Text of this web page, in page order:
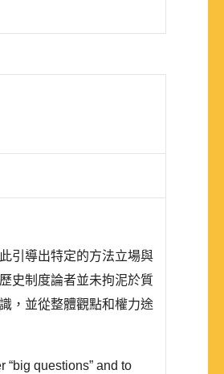
引導出特定的方法立場與
史制度論者並未拘泥於質
，並從整體觀點和權力途
questions” and to